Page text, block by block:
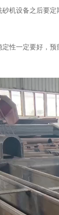
机设备之后要
性一定要好，